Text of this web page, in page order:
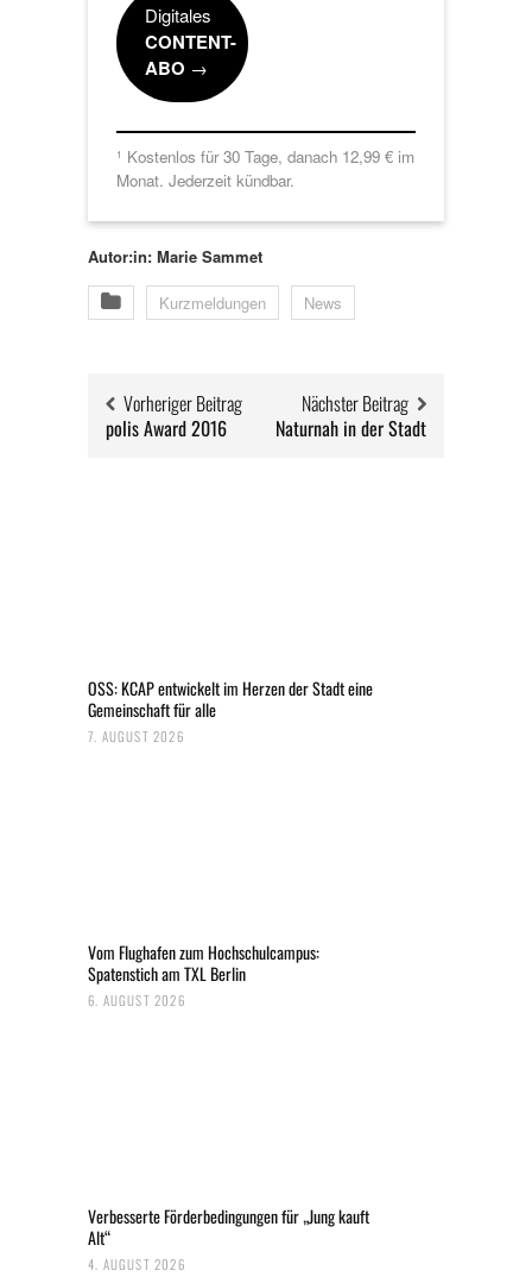
Digitales
CONTENT-
ABO →
1 Kostenlos für 30 Tage, danach 12,99 € im
Monat. Jederzeit kündbar.
Autor:in: Marie Sammet
Kurzmeldungen News
Vorheriger Beitrag
polis Award 2016
Nächster Beitrag
Naturnah in der Stadt
OSS: KCAP entwickelt im Herzen der Stadt eine
Gemeinschaft für alle
7. AUGUST 2026
Vom Flughafen zum Hochschulcampus:
Spatenstich am TXL Berlin
6. AUGUST 2026
Verbesserte Förderbedingungen für „Jung kauft
Alt“
4. AUGUST 2026